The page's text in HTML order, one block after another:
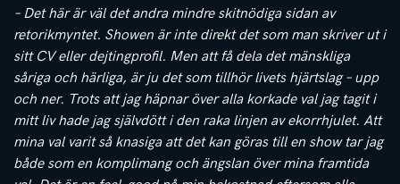
– Det här är väl det andra mindre skitnödiga sidan av
retorikmyntet. Showen är inte direkt det som man skriver ut i
sitt CV eller dejtingprofil. Men att få dela det mänskliga
såriga och härliga, är ju det som tillhör livets hjärtslag – upp
och ner. Trots att jag häpnar över alla korkade val jag tagit i
mitt liv hade jag självdött i den raka linjen av ekorrhjulet. Att
mina val varit så knasiga att det kan göras till en show tar jag
både som en komplimang och ängslan över mina framtida